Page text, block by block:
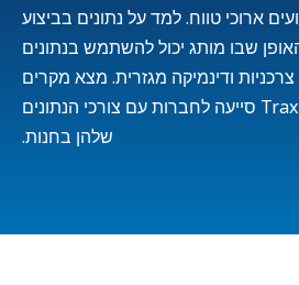
ארוכי טווח. למד על נתונים בביצוע
שבו מותג יכול להשתמש בנתונים
ודינמיקה מגזרית. מצא מקרים
ומדריכים על האופן שבו Trax סייעה לחברות עם צורכי הנתונים
שלהן בחנות.